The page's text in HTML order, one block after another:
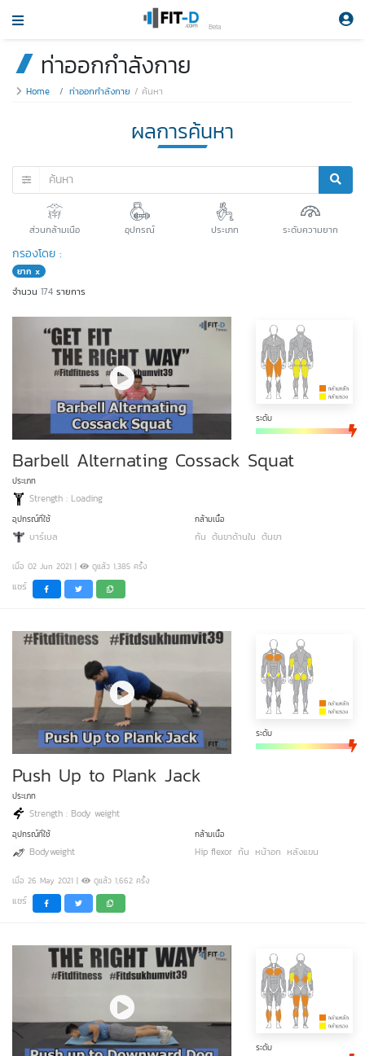
Beta
ท่าออกกำลังกาย
Home ท่าออกกำลังกาย ค้นหา
ผลการค้นหา
ส่วนกล้ามเนือ อุปกรณ์ ประเภท ระดับความยาก
กรองโดย :
ยาก x
จำนวน 174 รายการ
ระดับ
Barbell Alternating Cossack Squat
ประเภท
Strength : Loading
อุปกรณ์ที่ใช้
บาร์เบล
กล้ามเนื้อ
ก้น ต้นขาด้านใน ต้นขา
เมื่อ 02 Jun 2021 | ดูแล้ว 1,385 ครั้ง
แชร์
ระดับ
Push Up to Plank Jack
ประเภท
Strength : Body weight
อุปกรณ์ที่ใช้
Bodyweight
กล้ามเนื้อ
Hip flexor ก้น หน้าอก หลังแขน
เมื่อ 26 May 2021 | ดูแล้ว 1,662 ครั้ง
แชร์
ระดับ